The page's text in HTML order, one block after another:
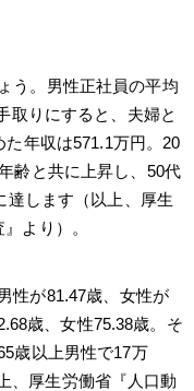
う。男性正社員の平均
取りにすると、夫婦と
年収は571.1万円。20
齢と共に上昇し、50代
達します（以上、厚生
より）。
性が81.47歳、女性が
歳、女性75.38歳。そ
歳以上男性で17万
、厚生労働省『人口動